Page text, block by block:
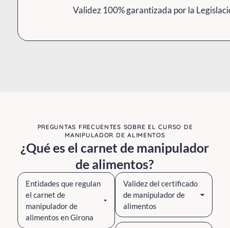
Validez 100% garantizada por la
PREGUNTAS FRECUENTES SOBRE EL CURSO DE
MANIPULADOR DE ALIMENTOS
¿Qué es el carnet de manipulador
de alimentos?
Entidades que regulan
el carnet de
manipulador de
alimentos en Girona
Validez del certificado
de manipulador de
alimentos